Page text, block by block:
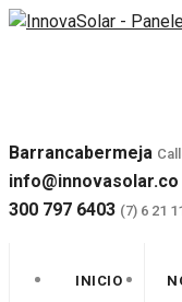
Skip
Barrancabermeja
info@innovasolar.co
300 797 6403 (7) 6 21
INICIO